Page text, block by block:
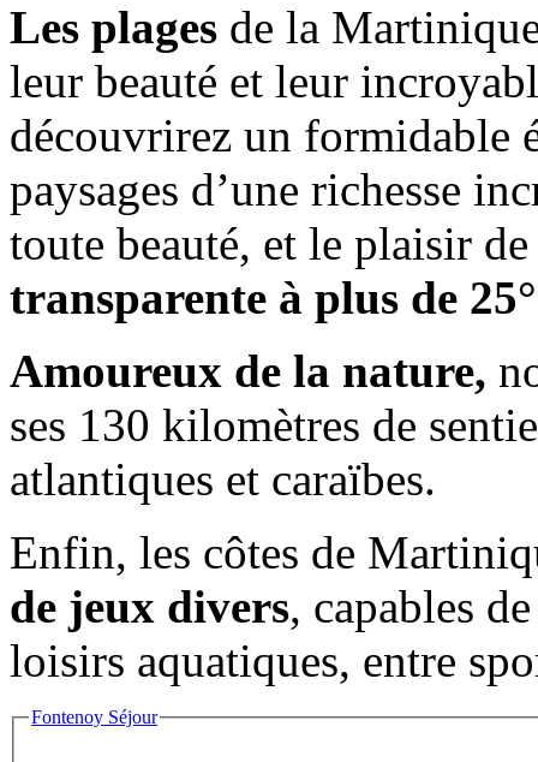
Les plages de la
leur beauté et leur
découvrirez un formidable
paysages d’une richesse
toute beauté, et le plaisir
transparente à plus de
Amoureux de la nature,
ses 130 kilomètres de
atlantiques et caraïbes.
Enfin, les côtes de
de jeux divers, capables
loisirs aquatiques, entre
Fontenoy Séjour